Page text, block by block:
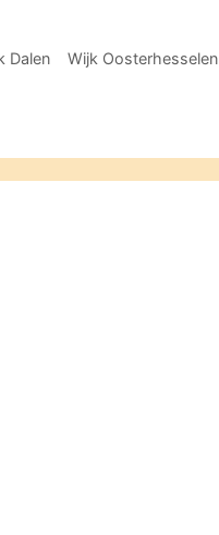
Dalen Wijk Oosterhesselen